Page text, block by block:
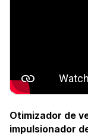
Otimizador de
impulsionador